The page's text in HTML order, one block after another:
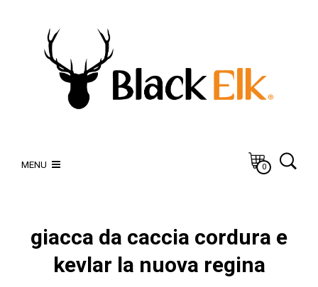
MENU 0
giacca da caccia cordura e
kevlar la nuova regina